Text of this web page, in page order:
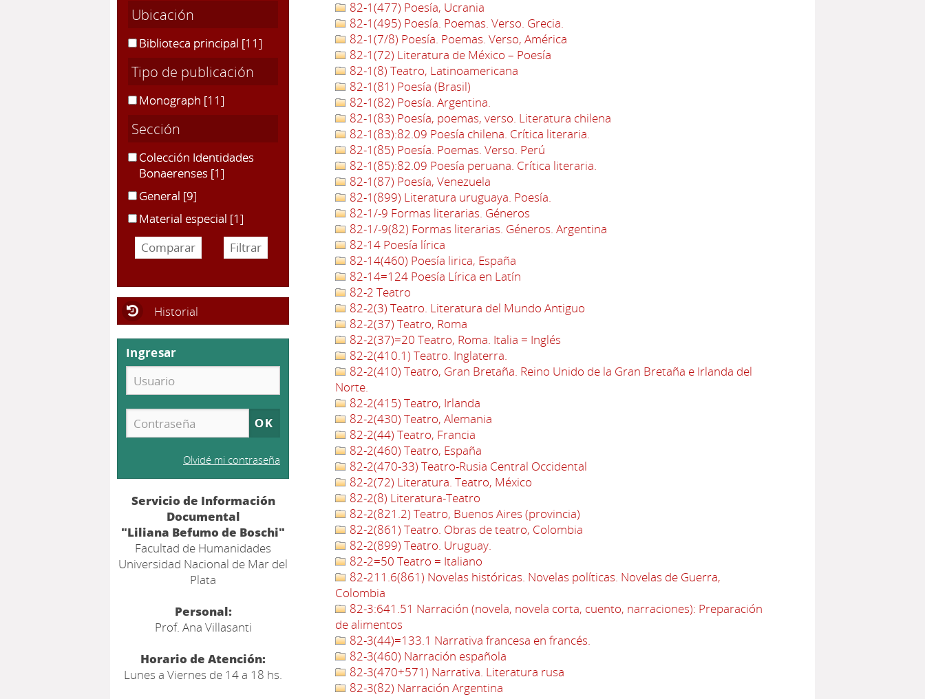
82-1(477) Poesía, Ucrania
82-1(495) Poesía. Poemas. Verso. Grecia.
82-1(7/8) Poesía. Poemas. Verso, América
82-1(72) Literatura de México – Poesía
82-1(8) Teatro, Latinoamericana
82-1(81) Poesía (Brasil)
82-1(82) Poesía. Argentina.
82-1(83) Poesía, poemas, verso. Literatura chilena
82-1(83):82.09 Poesía chilena. Crítica literaria.
82-1(85) Poesía. Poemas. Verso. Perú
82-1(85):82.09 Poesía peruana. Crítica literaria.
82-1(87) Poesía, Venezuela
82-1(899) Literatura uruguaya. Poesía.
82-1/-9 Formas literarias. Géneros
82-1/-9(82) Formas literarias. Géneros. Argentina
82-14 Poesía lírica
82-14(460) Poesía lirica, España
82-14=124 Poesía Lírica en Latín
82-2 Teatro
82-2(3) Teatro. Literatura del Mundo Antiguo
82-2(37) Teatro, Roma
82-2(37)=20 Teatro, Roma. Italia = Inglés
82-2(410.1) Teatro. Inglaterra.
82-2(410) Teatro, Gran Bretaña. Reino Unido de la Gran Bretaña e Irlanda del
Norte.
82-2(415) Teatro, Irlanda
82-2(430) Teatro, Alemania
82-2(44) Teatro, Francia
82-2(460) Teatro, España
82-2(470-33) Teatro-Rusia Central Occidental
82-2(72) Literatura. Teatro, México
82-2(8) Literatura-Teatro
82-2(821.2) Teatro, Buenos Aires (provincia)
82-2(861) Teatro. Obras de teatro, Colombia
82-2(899) Teatro. Uruguay.
82-2=50 Teatro = Italiano
82-211.6(861) Novelas históricas. Novelas políticas. Novelas de Guerra,
Colombia
82-3:641.51 Narración (novela, novela corta, cuento, narraciones): Preparación
de alimentos
82-3(44)=133.1 Narrativa francesa en francés.
82-3(460) Narración española
82-3(470+571) Narrativa. Literatura rusa
82-3(82) Narración Argentina
Ubicación
Biblioteca principal [11]
Tipo de publicación
Monograph [11]
Sección
Colección Identidades
Bonaerenses [1]
General [9]
Material especial [1]
Historial
Ingresar
Olvidé mi contraseña
Servicio de Información
Documental
"Liliana Befumo de Boschi"
Facultad de Humanidades
Universidad Nacional de Mar del
Plata
Personal:
Prof. Ana Villasanti
Horario de Atención:
Lunes a Viernes de 14 a 18 hs.